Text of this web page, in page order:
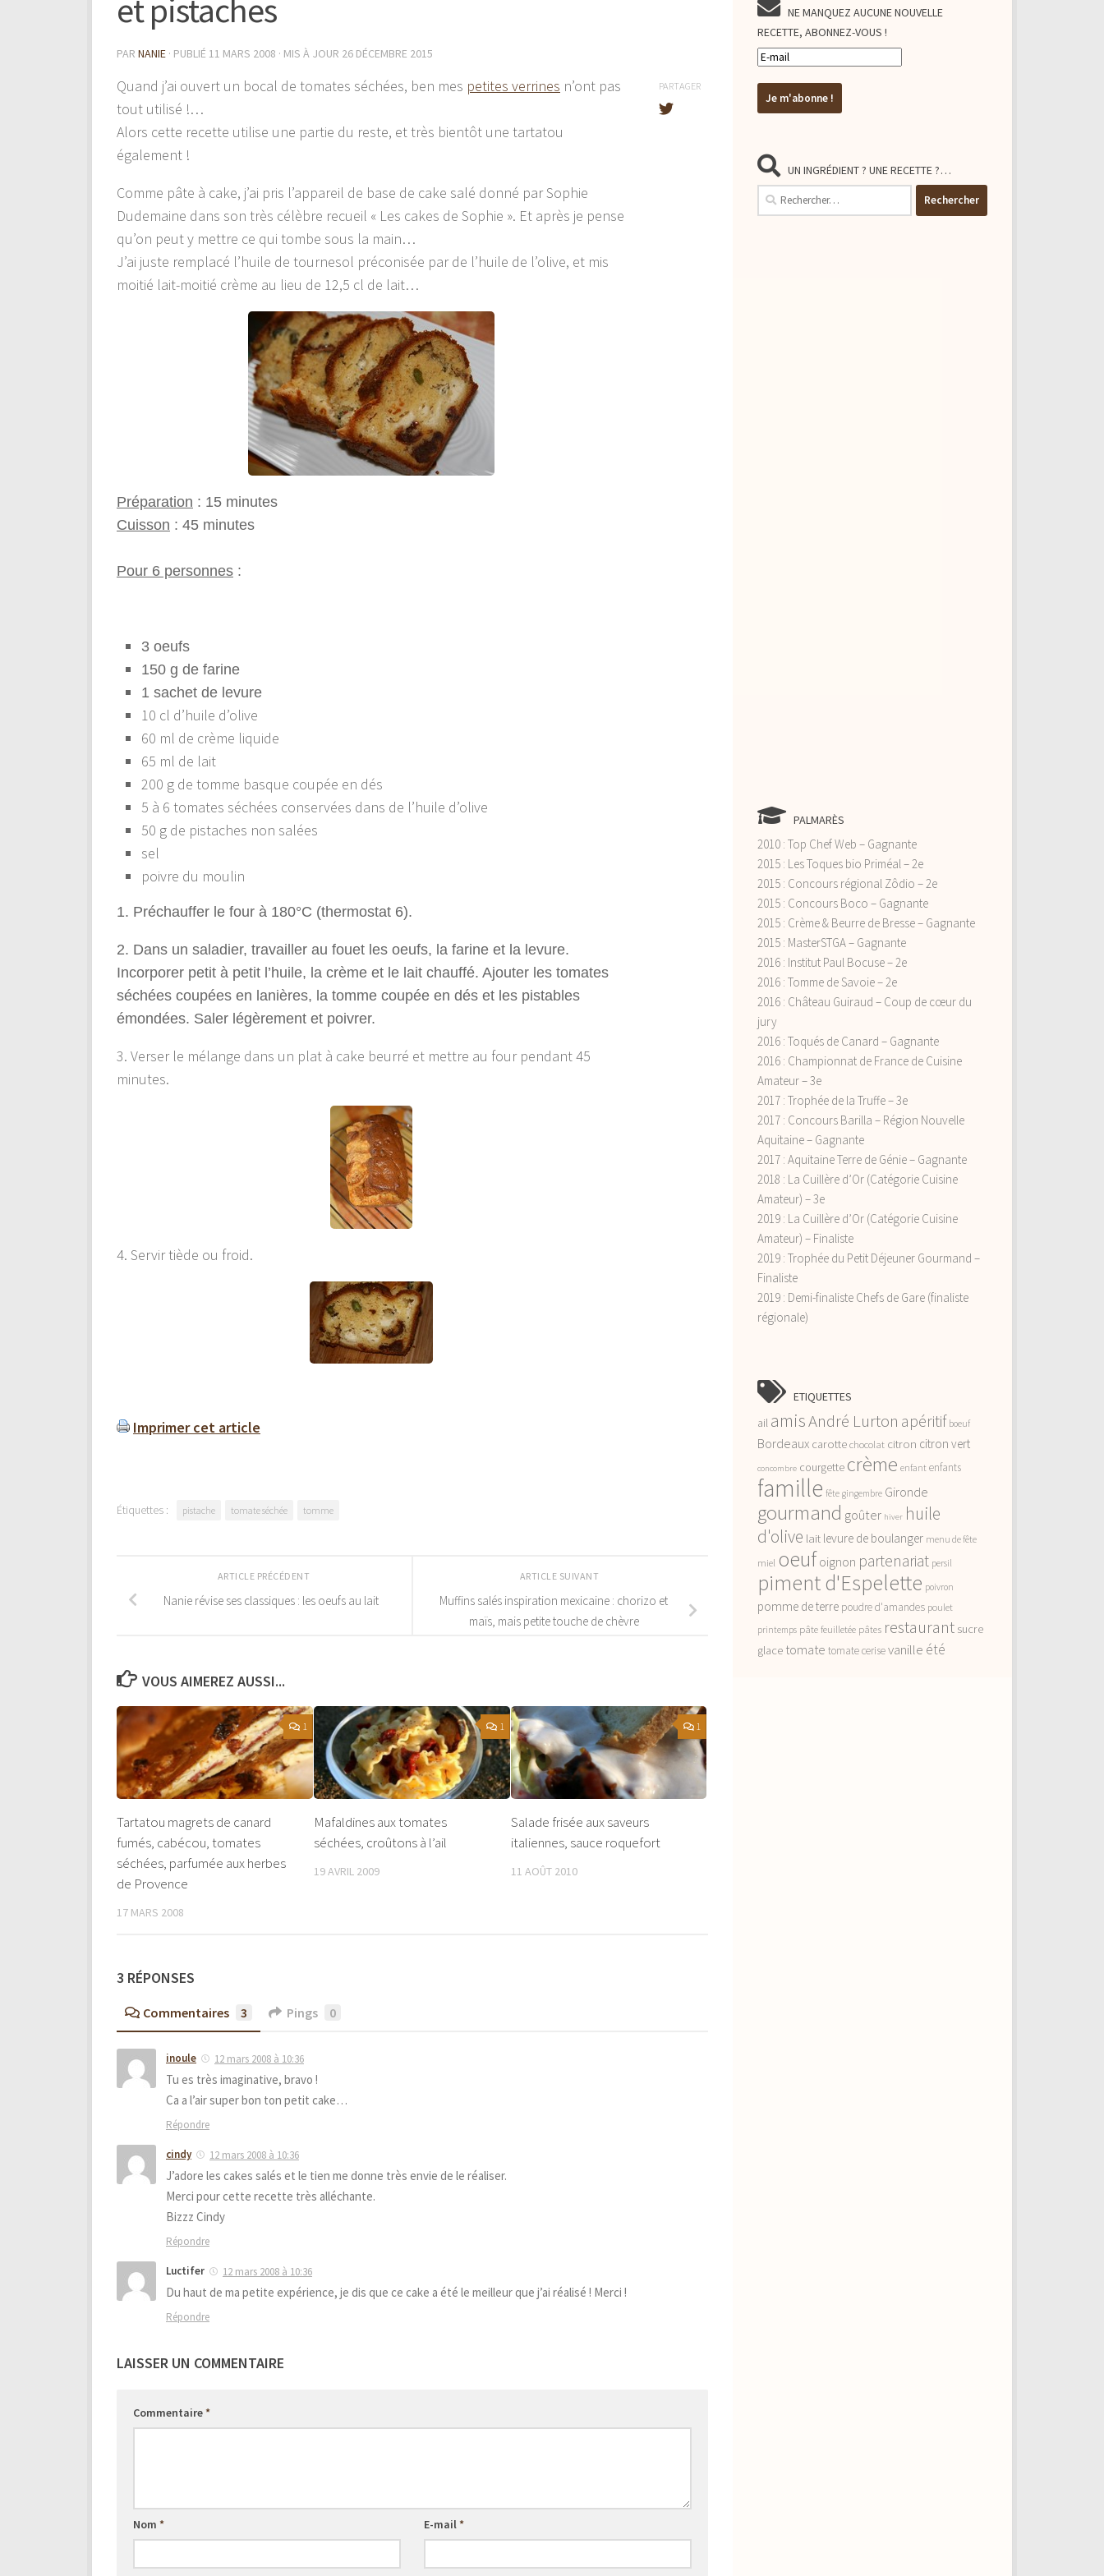
et pistaches
PAR NANIE · PUBLIÉ 11 MARS 2008 · MIS À JOUR 26 DÉCEMBRE 2015
Quand j’ai ouvert un bocal de tomates séchées, ben mes petites verrines n’ont pas
tout utilisé !…
Alors cette recette utilise une partie du reste, et très bientôt une tartatou
également !
Comme pâte à cake, j’ai pris l’appareil de base de cake salé donné par Sophie
Dudemaine dans son très célèbre recueil « Les cakes de Sophie ». Et après je pense
qu’on peut y mettre ce qui tombe sous la main…
J’ai juste remplacé l’huile de tournesol préconisée par de l’huile de l’olive, et mis
moitié lait-moitié crème au lieu de 12,5 cl de lait…
Préparation : 15 minutes
Cuisson : 45 minutes
Pour 6 personnes :
3 oeufs
150 g de farine
1 sachet de levure
10 cl d’huile d’olive
60 ml de crème liquide
65 ml de lait
200 g de tomme basque coupée en dés
5 à 6 tomates séchées conservées dans de l’huile d’olive
50 g de pistaches non salées
sel
poivre du moulin
1. Préchauffer le four à 180°C (thermostat 6).
2. Dans un saladier, travailler au fouet les oeufs, la farine et la levure.
Incorporer petit à petit l’huile, la crème et le lait chauffé. Ajouter les tomates
séchées coupées en lanières, la tomme coupée en dés et les pistables
émondées. Saler légèrement et poivrer.
3. Verser le mélange dans un plat à cake beurré et mettre au four pendant 45
minutes.
4. Servir tiède ou froid.
Imprimer cet article
PARTAGER
Étiquettes : pistache tomate séchée tomme
ARTICLE SUIVANT
Muffins salés inspiration mexicaine : chorizo et
maïs, mais petite touche de chèvre
ARTICLE PRÉCÉDENT
Nanie révise ses classiques : les oeufs au lait
VOUS AIMEREZ AUSSI...
1
Tartatou magrets de canard
fumés, cabécou, tomates
séchées, parfumée aux herbes
de Provence
17 MARS 2008
1
Mafaldines aux tomates
séchées, croûtons à l’ail
19 AVRIL 2009
1
Salade frisée aux saveurs
italiennes, sauce roquefort
11 AOÛT 2010
3 RÉPONSES
Commentaires 3 Pings 0
inoule 12 mars 2008 à 10:36
Tu es très imaginative, bravo !
Ca a l’air super bon ton petit cake…
Répondre
cindy 12 mars 2008 à 10:36
J’adore les cakes salés et le tien me donne très envie de le réaliser.
Merci pour cette recette très alléchante.
Bizzz Cindy
Répondre
Luctifer 12 mars 2008 à 10:36
Du haut de ma petite expérience, je dis que ce cake a été le meilleur que j’ai réalisé ! Merci !
Répondre
LAISSER UN COMMENTAIRE
Commentaire*
Nom * E-mail*
NE MANQUEZ AUCUNE NOUVELLE
RECETTE, ABONNEZ-VOUS !
UN INGRÉDIENT ? UNE RECETTE ?…
Rechercher :
PALMARÈS
2010 : Top Chef Web – Gagnante
2015 : Les Toques bio Priméal – 2e
2015 : Concours régional Zôdio – 2e
2015 : Concours Boco – Gagnante
2015 : Crème & Beurre de Bresse – Gagnante
2015 : MasterSTGA – Gagnante
2016 : Institut Paul Bocuse – 2e
2016 : Tomme de Savoie – 2e
2016 : Château Guiraud – Coup de cœur du
jury
2016 : Toqués de Canard – Gagnante
2016 : Championnat de France de Cuisine
Amateur – 3e
2017 : Trophée de la Truffe – 3e
2017 : Concours Barilla – Région Nouvelle
Aquitaine – Gagnante
2017 : Aquitaine Terre de Génie – Gagnante
2018 : La Cuillère d’Or (Catégorie Cuisine
Amateur) – 3e
2019 : La Cuillère d’Or (Catégorie Cuisine
Amateur) – Finaliste
2019 : Trophée du Petit Déjeuner Gourmand –
Finaliste
2019 : Demi-finaliste Chefs de Gare (finaliste
régionale)
ETIQUETTES
ail amisAndré Lurton apéritif boeuf
Bordeaux carottechocolat citron citron vert
concombre courgette crème enfant enfants
famille fête gingembre Gironde
gourmand goûter hiver huile
d'olive lait levure de boulanger menu de fête
miel oeuf oignon partenariat persil
piment d'Espelette poivron
pomme de terre poudre d'amandes poulet
printemps pâte feuilletée pâtes restaurant sucre
glace tomate tomate cerisevanille été